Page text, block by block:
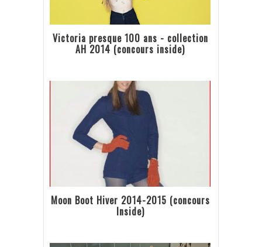
Victoria presque 100 ans - collection
AH 2014 (concours inside)
Moon Boot Hiver 2014-2015 (concours
Inside)